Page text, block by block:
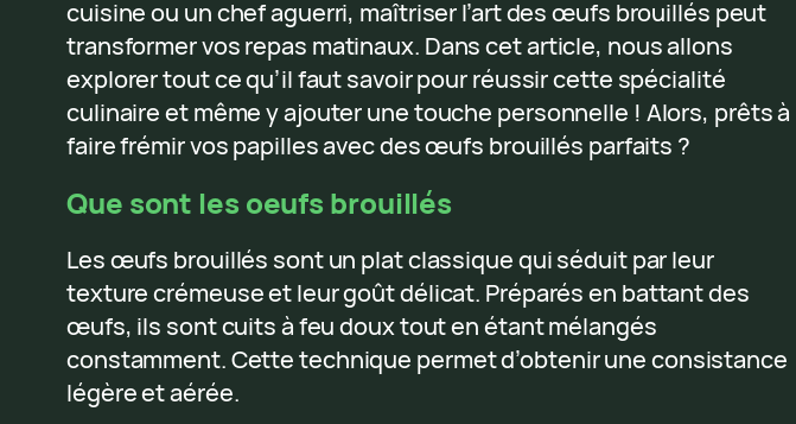
cuisine ou un chef aguerri, maîtriser l’art des œufs brouillés peut
transformer vos repas matinaux. Dans cet article, nous allons
explorer tout ce qu’il faut savoir pour réussir cette spécialité
culinaire et même y ajouter une touche personnelle ! Alors, prêts à
faire frémir vos papilles avec des œufs brouillés parfaits ?
Que sont les oeufs brouillés
Les œufs brouillés sont un plat classique qui séduit par leur
texture crémeuse et leur goût délicat. Préparés en battant des
œufs, ils sont cuits à feu doux tout en étant mélangés
constamment. Cette technique permet d’obtenir une consistance
légère et aérée.